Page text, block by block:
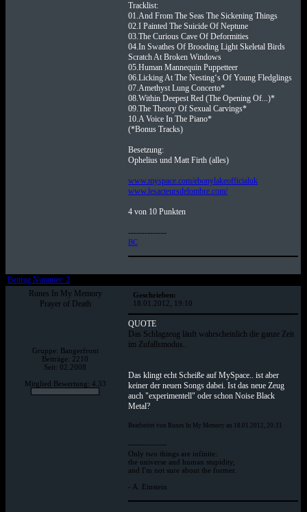
Tracklist:
01.And From The Seas The Sickening Things
02.I Painted The Suicide Of Neptune
03.The Curious Cave Of Deformities
04.In Swathes Of Brooding Light Skeletal Birds
Scratch At Broken Windows
05.Human Mannequin Puppetteer
06.Licking At The Nesting‘s Of Young Fledglings
07.Amethyst Lung Concerto*
08.Within Deepest Red (The Opening Of...)*
09.The Theory Of Sexual Carvings*
10.A Voice In The Piano*
(*Bonus Tracks)
Besetzung:
Ophelius und Matt Firth (alles)
www.myspace.com/ebonylakeofficialuk
www.lesacteursdelombre.com/
4 von 10 Punkten
--------------
BC
Beitrag Nummer: 2
Runes In My Memory
Prayer of Death
Gruppe: Bangerfront
Beiträge: 2210
Seit: 02.2008
Mitglied Bewertung: 4.33
Geschrieben:
18.01.2012, 19:10
QUOTE
Das Schlagzeug läuft wahrscheinlich die ganze Zeit
im Zufallsmodus..
Das klingt echt Scheiße auf MySpace.. ist aber
keiner der neuen Songs dabei. Ist das neue Zeug
auch "experimentell" oder schon Noise Black
Metal?
Bearbeitet von Runes In My Memory an 18.01.2012, 20:31
--------------
Only two things are infinite:
the universe and human stupidity,
and I'm not sure about the former.
- A. Einstein